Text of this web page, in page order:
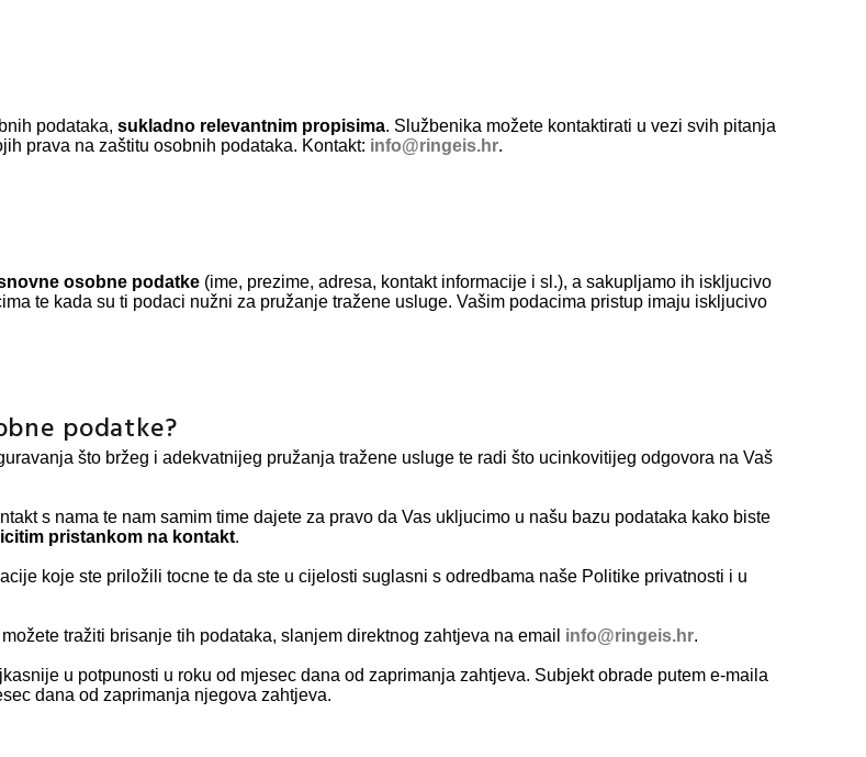
podataka, sukladno relevantnim propisima. Službenika možete kontaktirati u vezi svih pitanja
prava na zaštitu osobnih podataka. Kontakt: info@ringeis.hr.
osobne podatke (ime, prezime, adresa, kontakt informacije i sl.), a sakupljamo ih iskljucivo
te kada su ti podaci nužni za pružanje tražene usluge. Vašim podacima pristup imaju iskljucivo
podatke?
što bržeg i adekvatnijeg pružanja tražene usluge te radi što ucinkovitijeg odgovora na Vaš
s nama te nam samim time dajete za pravo da Vas ukljucimo u našu bazu podataka kako biste
pristankom na kontakt.
koje ste priložili tocne te da ste u cijelosti suglasni s odredbama naše Politike privatnosti i u
tražiti brisanje tih podataka, slanjem direktnog zahtjeva na email info@ringeis.hr.
u potpunosti u roku od mjesec dana od zaprimanja zahtjeva. Subjekt obrade putem e-maila
dana od zaprimanja njegova zahtjeva.